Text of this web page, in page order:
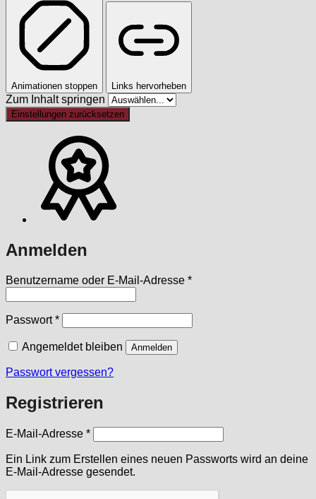
Animationen stoppen Links hervorheben
Zum Inhalt springen
Einstellungen zurücksetzen
Anmelden
Benutzername oder E-Mail-Adresse *Erforderlich
Passwort*Erforderlich
Angemeldet bleiben Anmelden
Passwort vergessen?
Registrieren
E-Mail-Adresse *Erforderlich
Ein Link zum Erstellen eines neuen Passworts wird an deine
E-Mail-Adresse gesendet.